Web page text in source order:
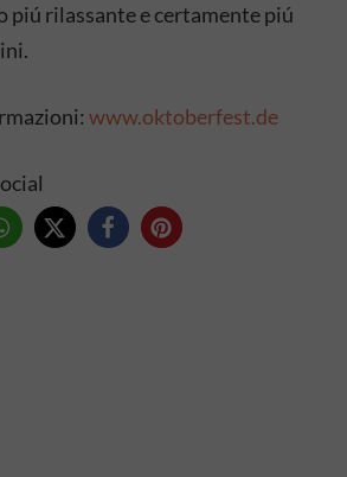
piú rilassante e certamente piú
www.oktoberfest.de